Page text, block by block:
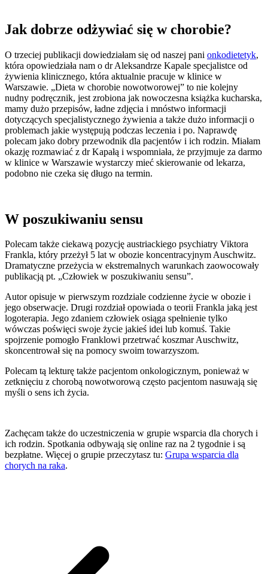
Jak dobrze odżywiać się w chorobie?
O trzeciej publikacji dowiedziałam się od naszej pani onkodietetyk,
która opowiedziała nam o dr Aleksandrze Kapale specjalistce od
żywienia klinicznego, która aktualnie pracuje w klinice w
Warszawie. „Dieta w chorobie nowotworowej” to nie kolejny
nudny podręcznik, jest zrobiona jak nowoczesna książka kucharska,
mamy dużo przepisów, ładne zdjęcia i mnóstwo informacji
dotyczących specjalistycznego żywienia a także dużo informacji o
problemach jakie występują podczas leczenia i po. Naprawdę
polecam jako dobry przewodnik dla pacjentów i ich rodzin. Miałam
okazję rozmawiać z dr Kapałą i wspomniała, że przyjmuje za darmo
w klinice w Warszawie wystarczy mieć skierowanie od lekarza,
podobno nie czeka się długo na termin.
W poszukiwaniu sensu
Polecam także ciekawą pozycję austriackiego psychiatry Viktora
Frankla, który przeżył 5 lat w obozie koncentracyjnym Auschwitz.
Dramatyczne przeżycia w ekstremalnych warunkach zaowocowały
publikacją pt. „Człowiek w poszukiwaniu sensu”.
Autor opisuje w pierwszym rozdziale codzienne życie w obozie i
jego obserwacje. Drugi rozdział opowiada o teorii Frankla jaką jest
logoterapia. Jego zdaniem człowiek osiąga spełnienie tylko
wówczas poświęci swoje życie jakieś idei lub komuś. Takie
spojrzenie pomogło Franklowi przetrwać koszmar Auschwitz,
skoncentrował się na pomocy swoim towarzyszom.
Polecam tą lekturę także pacjentom onkologicznym, ponieważ w
zetknięciu z chorobą nowotworową często pacjentom nasuwają się
myśli o sens ich życia.
Zachęcam także do uczestniczenia w grupie wsparcia dla chorych i
ich rodzin. Spotkania odbywają się online raz na 2 tygodnie i są
bezpłatne. Więcej o grupie przeczytasz tu: Grupa wsparcia dla
chorych na raka.